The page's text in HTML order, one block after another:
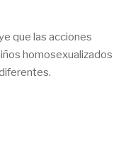
que las acciones
homosexualizados